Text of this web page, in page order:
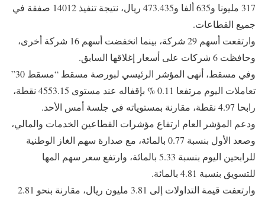
317 مليونا و635 ألفا و473.435 ريال، نتيجة تنفيذ 14012 صفقة في
جميع القطاعات.
وارتفعت أسهم 29 شركة، بينما انخفضت أسهم 16 شركة أخرى،
وحافظت 6 شركات على أسعار إغلاقها السابق.
وفي مسقط، أنهى المؤشر الرئيسي لبورصة مسقط “مسقط 30”
تعاملات اليوم مرتفعا 0.11 % بإقفاله عند مستوى 4553.15 نقطة،
رابحا 4.97 نقطة، مقارنة بمستوياته في جلسة أمس الأحد.
ودعم المؤشر العام ارتفاع مؤشرات القطاعين الخدمات والمالي،
وصعد الأول بنسبة 0.77 بالمائة، مع صدارة سهم الغاز الوطنية
للرابحين اليوم بنسبة 5.33 بالمائة، وارتفع سعر سهم المها
للتسويق بنسبة 4.81 بالمائة.
وارتعفت قيمة التداولات إلى 3.81 مليون ريال، مقارنة بنحو 2.81